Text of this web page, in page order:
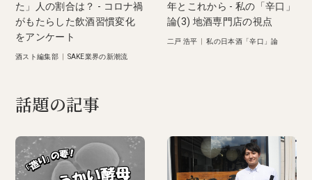
た」人の割合は？ - コロナ禍
がもたらした飲酒習慣変化
をアンケート
酒スト編集部| SAKE業界の新潮流
年とこれから - 私の「辛口」
論(3) 地酒専門店の視点
二戸 浩平 |私の日本酒「辛口」論
話題の記事